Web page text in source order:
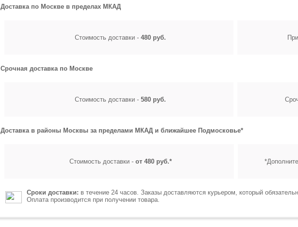
Доставка по Москве в пределах МКАД
Стоимость доставки - 480 руб.
Срочная доставка по Москве
Стоимость доставки - 580 руб.
Доставка в районы Москвы за пределами МКАД и ближайшее Подмосковье*
Стоимость доставки - от 480 руб.*
Сроки доставки: в течение 24 часов. Заказы доставляются курьером, который
Оплата производится при получении товара.